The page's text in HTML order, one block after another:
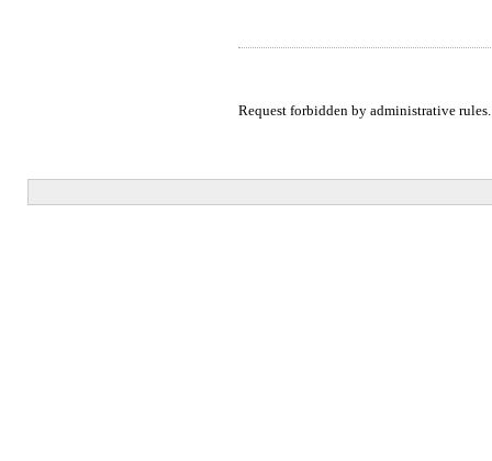
Request forbidden by administrative rules.